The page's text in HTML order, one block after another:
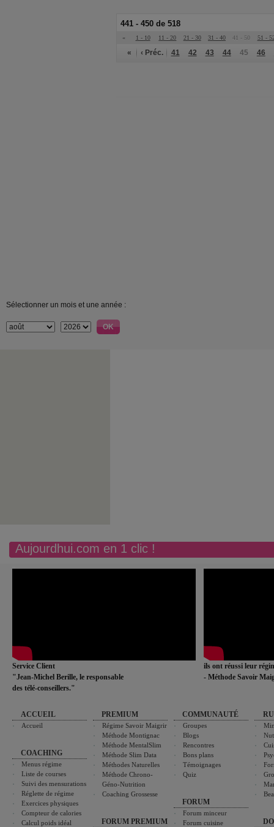
441 - 450 de 518
« 1 - 10 11 - 20 21 - 30 31 - 40 41 - 50 51 -
« ‹ Préc. 41 42 43 44 45 46
Sélectionner un mois et une année :
Aujourdhui.com en 1 clic !
Service Client
"Jean-Michel Berille, le responsable
des télé-conseillers."
ils ont réussi leur
- Méthode Savoir
ACCUEIL
Accueil
COACHING
Menus régime
Liste de courses
Suivi des mensurations
Réglette de régime
Exercices physiques
Compteur de calories
Calcul poids idéal
PREMIUM
Régime Savoir Maigrir
Méthode Montignac
Méthode MentalSlim
Méthode Slim Data
Méthodes Naturelles
Méthode Chrono-
Géno-Nutrition
Coaching Grossesse
FORUM PREMIUM
COMMUNAUTÉ
Groupes
Blogs
Rencontres
Bons plans
Témoignages
Quiz
FORUM
Forum minceur
Forum cuisine